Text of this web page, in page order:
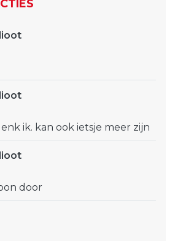
ik. kan ook ietsje meer zijn
door